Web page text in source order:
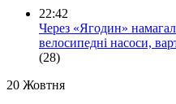
22:42
Через «Ягодин»
велосипедні насоси,
(28)
20 Жовтня